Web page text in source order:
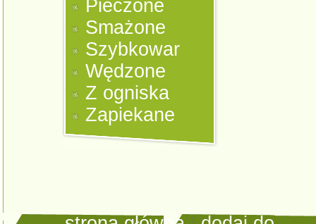
Pieczone
Smażone
Szybkowar
Wędzone
Z ogniska
Zapiekane